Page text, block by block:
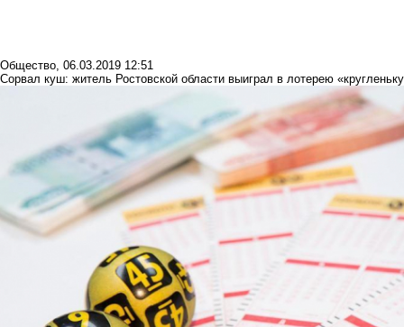
Общество, 06.03.2019 12:51
Сорвал куш: житель Ростовской области выиграл в лотерею